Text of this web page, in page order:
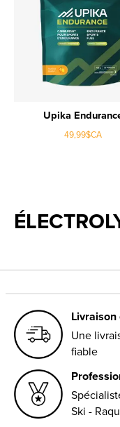
Upika
49,99$CA
Une
fiable
Ski -